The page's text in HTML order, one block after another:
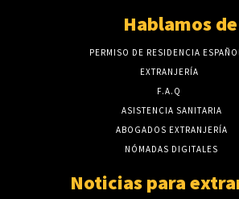
Hablamos de
PERMISO DE RESIDENCIA
EXTRANJERÍA
F.A.Q
ASISTENCIA SANITARIA
ABOGADOS EXTRANJERÍA
NÓMADAS DIGITALES
Noticias para